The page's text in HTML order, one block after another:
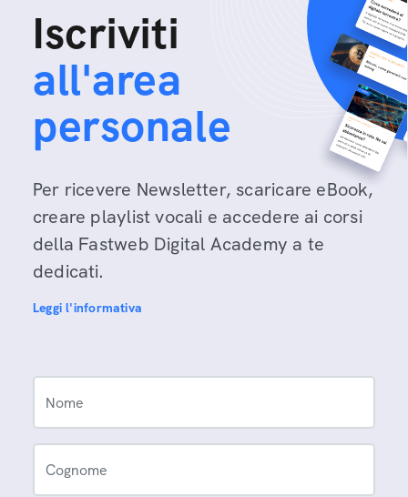
Iscriviti
all'area
personale
Per ricevere Newsletter, scaricare eBook,
creare playlist vocali e accedere ai corsi
della Fastweb Digital Academy a te
dedicati.
Leggi l'informativa
Nome
Cognome